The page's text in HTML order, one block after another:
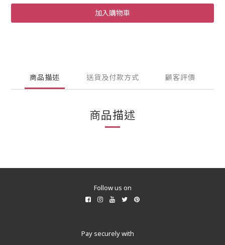
加入購物車
商品描述 送貨及付款方式 顧客評價
商品描述
Follow us on
Pay securely with